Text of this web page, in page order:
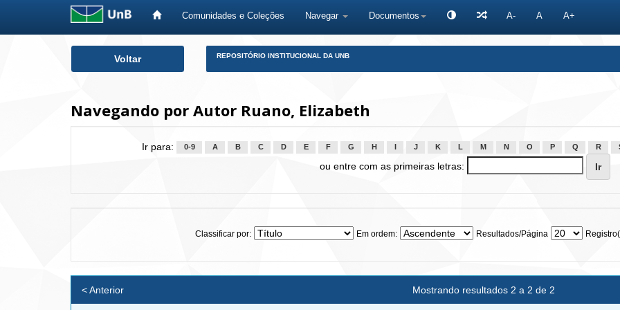
Comunidades e Coleções Navegar Documentos A- A A+
Voltar REPOSITÓRIO INSTITUCIONAL DA UNB
Navegando por Autor Ruano, Elizabeth
Ir para: 0-9 A B C D E F G H J K L M N O P Q R
ou entre com as primeiras letras:
Classificar por: Em ordem: Resultados/Página
Mostrando resultados 2 a 2 de 2
< Anterior